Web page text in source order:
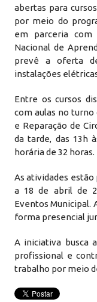
abertas para
por meio do
em parceria
Nacional de
prevê a oferta
instalações
Entre os cursos
com aulas no turno
e Reparação de
da tarde, das 13h
horária de 32 horas.
As atividades
a 18 de abril de
Eventos Municipal.
forma presencial
A iniciativa busca
profissional e
trabalho por meio